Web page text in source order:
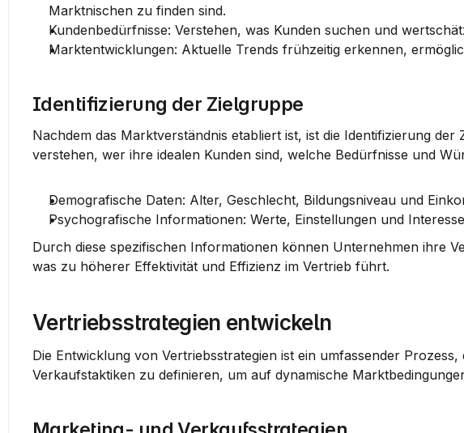
Marktnischen zu finden sind.
Kundenbedürfnisse: Verstehen, was Kunden suchen und
Marktentwicklungen: Aktuelle Trends frühzeitig erkennen,
Identifizierung der Zielgruppe
Nachdem das Marktverständnis etabliert ist, ist die Identifizierung der
verstehen, wer ihre idealen Kunden sind, welche Bedürfnisse und
Demografische Daten: Alter, Geschlecht, Bildungsniveau und
Psychografische Informationen: Werte, Einstellungen und
Durch diese spezifischen Informationen können Unternehmen ihre
was zu höherer Effektivität und Effizienz im Vertrieb führt.
Vertriebsstrategien entwickeln
Die Entwicklung von Vertriebsstrategien ist ein umfassender
Verkaufstaktiken zu definieren, um auf dynamische